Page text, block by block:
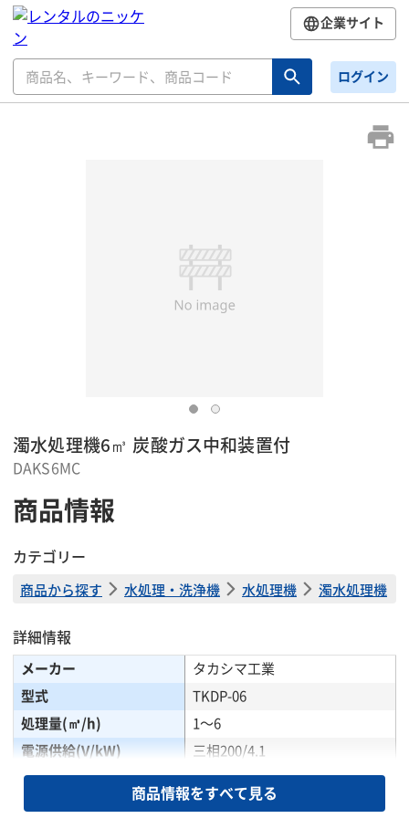
企業サイト
ログイン
濁水処理機6㎥ 炭酸ガス中和装置付
DAKS6MC
商品情報
カテゴリー
商品から探す 水処理・洗浄機 水処理機 濁水処理機
詳細情報
メーカー
タカシマ工業
型式
TKDP-06
処理量(㎥/h)
1〜6
電源供給(V/kW)
三相200/4.1
全長(mm)
2750
全幅(mm)
商品情報をすべて見る